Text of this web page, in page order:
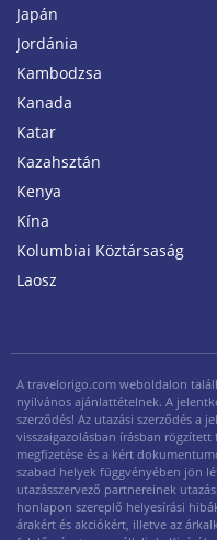
Japán
Jordánia
Kambodzsa
Kanada
Katar
Kazahsztán
Kenya
Kína
Kolumbiai Köztársaság
Laosz
A travelorigo.com weboldalon
nyilvános ajánlattételnek. A
szerződés! Az utazási szerződés a
visszaigazolásban írásban
megfizetése és a kért
szabad helyek függvényében jön
utazásszervező partnereinek
honlapon szereplő helyesírási
árakért és akciókért, illetve az